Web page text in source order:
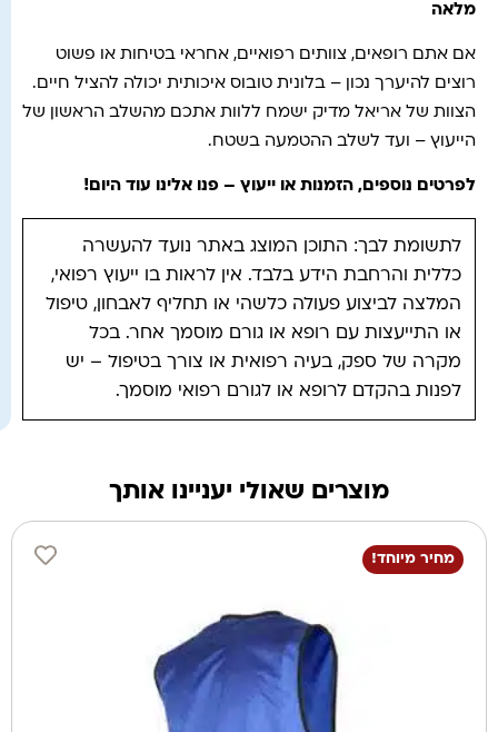
מלאה
אם אתם רופאים, צוותים רפואיים, אחראי בטיחות או פשוט
רוצים להיערך נכון – בלונית טובוס איכותית יכולה להציל חיים.
הצוות של אריאל מדיק ישמח ללוות אתכם מהשלב הראשון של
הייעוץ – ועד לשלב ההטמעה בשטח.
לפרטים נוספים, הזמנות או ייעוץ – פנו אלינו עוד היום!
לתשומת לבך: התוכן המוצג באתר נועד להעשרה
כללית והרחבת הידע בלבד. אין לראות בו ייעוץ רפואי,
המלצה לביצוע פעולה כלשהי או תחליף לאבחון, טיפול
או התייעצות עם רופא או גורם מוסמך אחר. בכל
מקרה של ספק, בעיה רפואית או צורך בטיפול – יש
לפנות בהקדם לרופא או לגורם רפואי מוסמך.
מוצרים שאולי יעניינו אותך
מחיר מיוחד!